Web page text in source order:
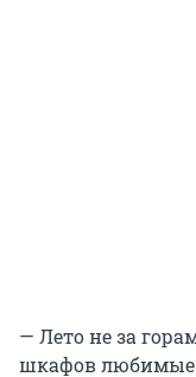
— Лето не за
шкафов любимые